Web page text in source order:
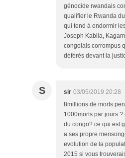
génocide rwandais
qualifier le Rwanda
qui tend à endormir
Joseph Kabila,
congolais corrompus
déférés devant la
S sir 03/05/2019 20:28
8millions de morts
1000morts par jours
du congo? ce qui est
a ses propre
evolution de la
2015 si vous